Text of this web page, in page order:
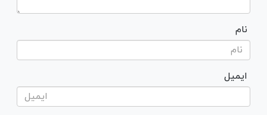
نام
ایمیل